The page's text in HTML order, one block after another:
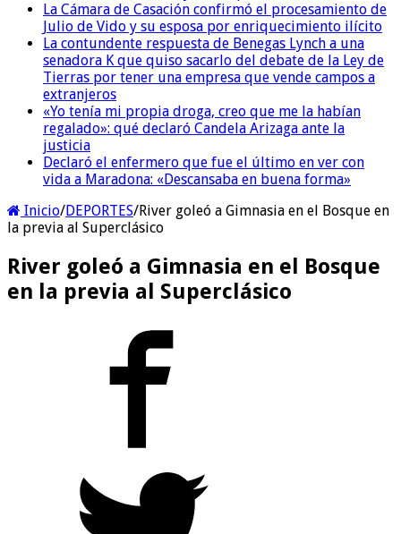
La Cámara de Casación confirmó el procesamiento de
Julio de Vido y su esposa por enriquecimiento ilícito
La contundente respuesta de Benegas Lynch a una
senadora K que quiso sacarlo del debate de la Ley de
Tierras por tener una empresa que vende campos a
extranjeros
«Yo tenía mi propia droga, creo que me la habían
regalado»: qué declaró Candela Arizaga ante la
justicia
Declaró el enfermero que fue el último en ver con
vida a Maradona: «Descansaba en buena forma»
Inicio/DEPORTES/River goleó a Gimnasia en el Bosque en
la previa al Superclásico
River goleó a Gimnasia en el Bosque
en la previa al Superclásico